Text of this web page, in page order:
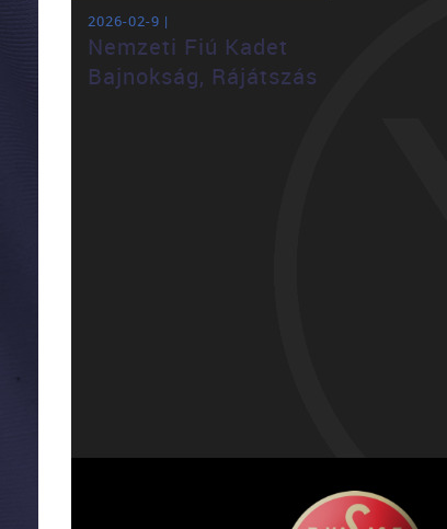
2026-02-9 |
Nemzeti Fiú Kadet
Bajnokság, Rájátszás